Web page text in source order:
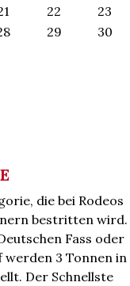
22
23
29
30
die bei Rodeos
bestritten wird.
Fass oder
werden 3 Tonnen in
Der Schnellste